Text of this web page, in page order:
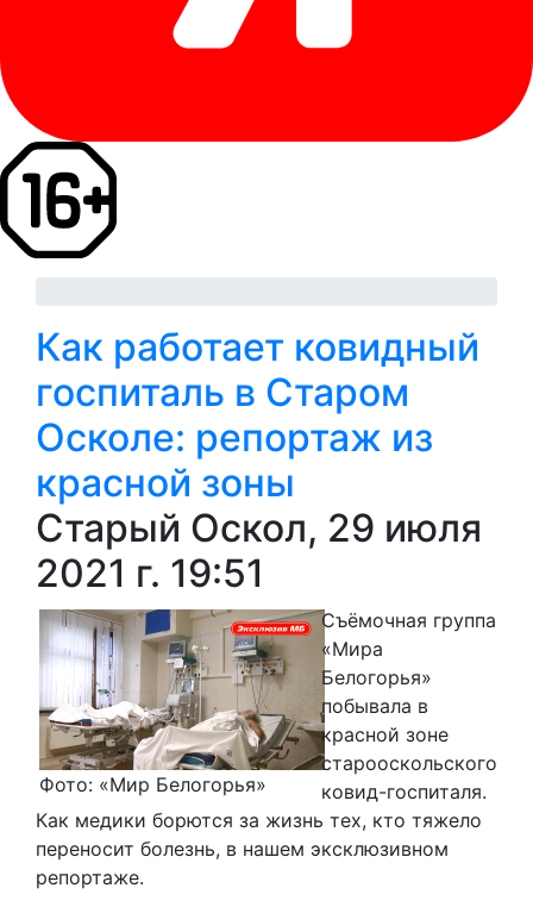
Как работает ковидный
госпиталь в Старом
Осколе: репортаж из
красной зоны
Старый Оскол, 29 июля
2021 г. 19:51
Фото: «Мир Белогорья»
Съёмочная группа
«Мира
Белогорья»
побывала в
красной зоне
старооскольского
ковид-госпиталя.
Как медики борются за жизнь тех, кто тяжело
переносит болезнь, в нашем эксклюзивном
репортаже.